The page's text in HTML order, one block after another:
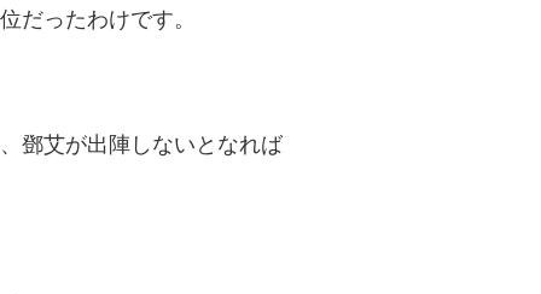
だったわけです。
鄧艾が出陣しないとなれば